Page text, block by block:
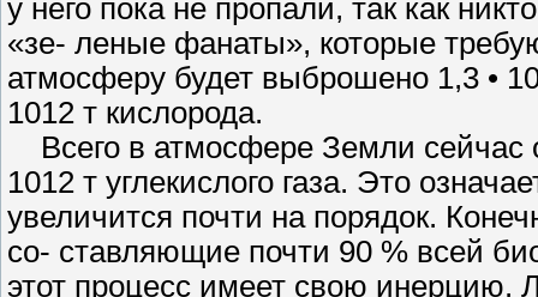
у него пока не пропали, так как
«зе- леные фанаты», которые
атмосферу будет выброшено 1,3 •
1012 т кислорода.
Всего в атмосфере Земли сейчас
1012 т углекислого газа. Это
увеличится почти на порядок.
со- ставляющие почти 90 % всей
этот процесс имеет свою инерцию.